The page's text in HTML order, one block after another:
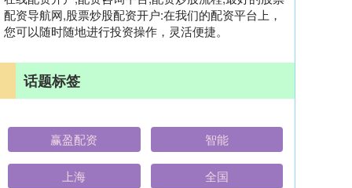
配资导航网,股票炒股配资开户:在我们的配资平台上，
您可以随时随地进行投资操作，灵活便捷。
话题标签
赢盈配资 智能
上海 全国